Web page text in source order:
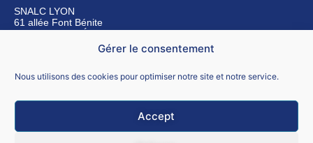
Gérer le consentement
Nous utilisons des cookies pour optimiser notre site et notre service.
Accept
SNALC LYON
61 allée Font Bénite
42155 SAINT LÉGER SUR ROANNE